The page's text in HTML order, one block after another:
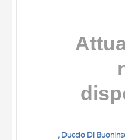
, Duccio Di